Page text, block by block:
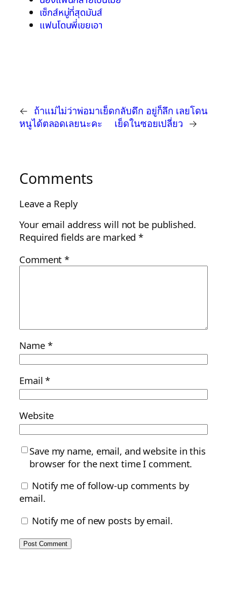
เซ็กส์หมู่ที่สุดมันส์
แฟนโดนพี่เขยเอา
← ถ้าแม่ไม่ว่าพ่อมาเย็ด
หนูได้ตลอดเลยนะคะ
กลับดึก อยู่ก็ลึก เลยโดน
เย็ดในซอยเปลี่ยว →
Comments
Leave a Reply
Your email address will not be published.
Required fields are marked*
Comment*
Name *
Email*
Website
Save my name, email, and website in this
browser for the next time I comment.
Notify me of follow-up comments by
email.
Notify me of new posts by email.